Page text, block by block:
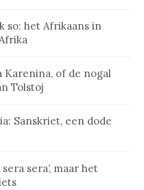
so: het Afrikaans in
Karenina, of de nogal
Tolstoj
Sanskriet, een dode
sera’, maar het